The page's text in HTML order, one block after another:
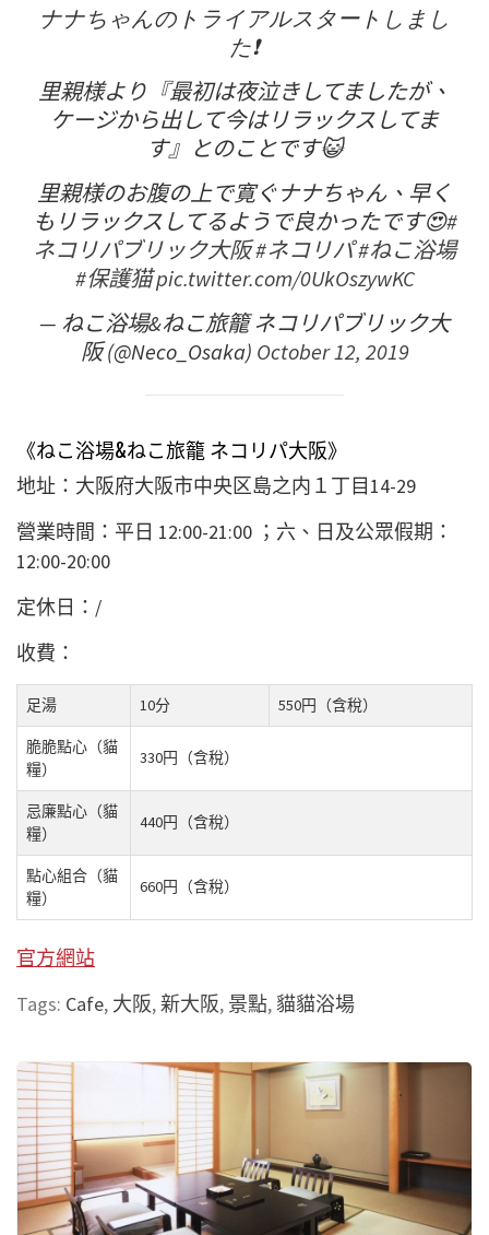
ナナちゃんのトライアルスタートしまし
た❗
里親様より『最初は夜泣きしてましたが、
ケージから出して今はリラックスしてま
す』とのことです😺
里親様のお腹の上で寛ぐナナちゃん、早く
もリラックスしてるようで良かったです😍#
ネコリパブリック大阪#ネコリパ#ねこ浴場
#保護猫pic.twitter.com/0UkOszywKC
— ねこ浴場&ねこ旅籠 ネコリパブリック大
阪 (@Neco_Osaka) October 12, 2019
《ねこ浴場&ねこ旅籠 ネコリパ大阪》
地址：大阪府大阪市中央区島之内 １ 丁目14-29
營業時間：平日 12:00-21:00 ；六、日及公眾假期 ：
12:00-20:00
定休日：/
收費：
足湯 10分 550円（含稅）
脆脆點心（貓
糧）
330円（含稅）
忌廉點心（貓
糧）
440円（含稅）
點心組合（貓
糧）
660円（含稅）
官方網站
Tags: Cafe, 大阪,新大阪, 景點,貓貓浴場